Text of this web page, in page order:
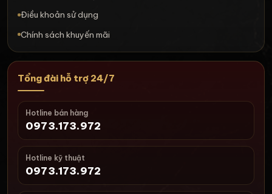
Điều khoản sử dụng
Chính sách khuyến mãi
Tổng đài hỗ trợ 24/7
Hotline bán hàng
0973.173.972
Hotline kỹ thuật
0973.173.972